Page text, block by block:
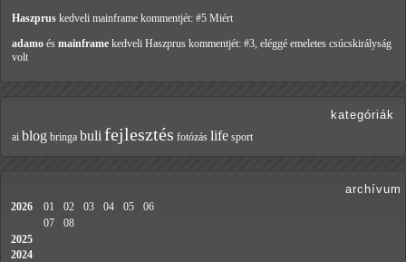
Haszprus kedveli mainframe kommentjét: #5 Miért
adamo és mainframe kedveli Haszprus kommentjét: #3, eléggé emeletes csúcskirályság
volt
kategóriák
ai blog bringa buli fejlesztés fotózás life sport
archívum
2026 01 02 03 04 05
06
07
08
2025
2024